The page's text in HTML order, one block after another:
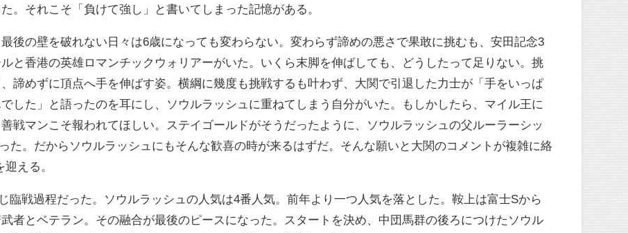
。それこそ「負けて強し」と書いてしまった記憶がある。
後の壁を破れない日々は6歳になっても変わらない。変わらず諦めの悪さで果敢に挑むも、安田記念3
と香港の英雄ロマンチックウォリアーがいた。いくら末脚を伸ばしても、どうしたって足りない。挑
諦めずに頂点へ手を伸ばす姿。横綱に幾度も挑戦するも叶わず、大関で引退した力士が「手をいっぱ
した」と語ったのを耳にし、ソウルラッシュに重ねてしまう自分がいた。もしかしたら、マイル王に
戦マンこそ報われてほしい。ステイゴールドがそうだったように、ソウルラッシュの父ルーラーシッ
た。だからソウルラッシュにもそんな歓喜の時が来るはずだ。そんな願いと大関のコメントが複雑に絡
える。
臨戦過程だった。ソウルラッシュの人気は4番人気。前年より一つ人気を落とした。鞍上は富士Sから
者とベテラン。その融合が最後のピースになった。スタートを決め、中団馬群の後ろにつけたソウル